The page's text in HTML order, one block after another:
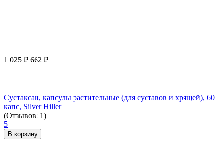
1 025 ₽ 662 ₽
Сустаксан, капсулы растительные (для суставов и хрящей), 60
капс, Silver Hiller
(Отзывов: 1)
5
В корзину